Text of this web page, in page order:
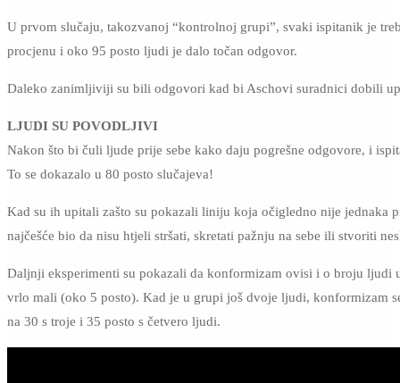
U prvom slučaju, takozvanoj “kontrolnoj grupi”, svaki ispitanik je
procjenu i oko 95 posto ljudi je dalo točan odgovor.
Daleko zanimljiviji su bili odgovori kad bi Aschovi suradnici dobili
LJUDI SU POVODLJIVI
Nakon što bi čuli ljude prije sebe kako daju pogrešne odgovore, i
To se dokazalo u 80 posto slučajeva!
Kad su ih upitali zašto su pokazali liniju koja očigledno nije jednaka
najčešće bio da nisu htjeli stršati, skretati pažnju na sebe ili stvoriti
Daljnji eksperimenti su pokazali da konformizam ovisi i o broju ljudi
vrlo mali (oko 5 posto). Kad je u grupi još dvoje ljudi, konformizam
na 30 s troje i 35 posto s četvero ljudi.